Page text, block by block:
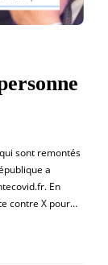
sont remontés
a
En
contre X pour…